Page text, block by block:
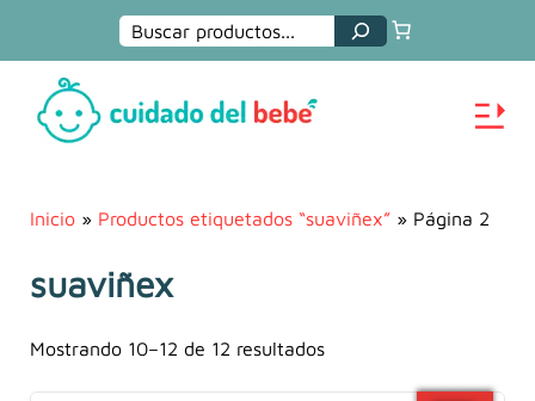
Buscar
Inicio » Productos etiquetados “suaviñex” » Página 2
suaviñex
Mostrando 10–12 de 12 resultados